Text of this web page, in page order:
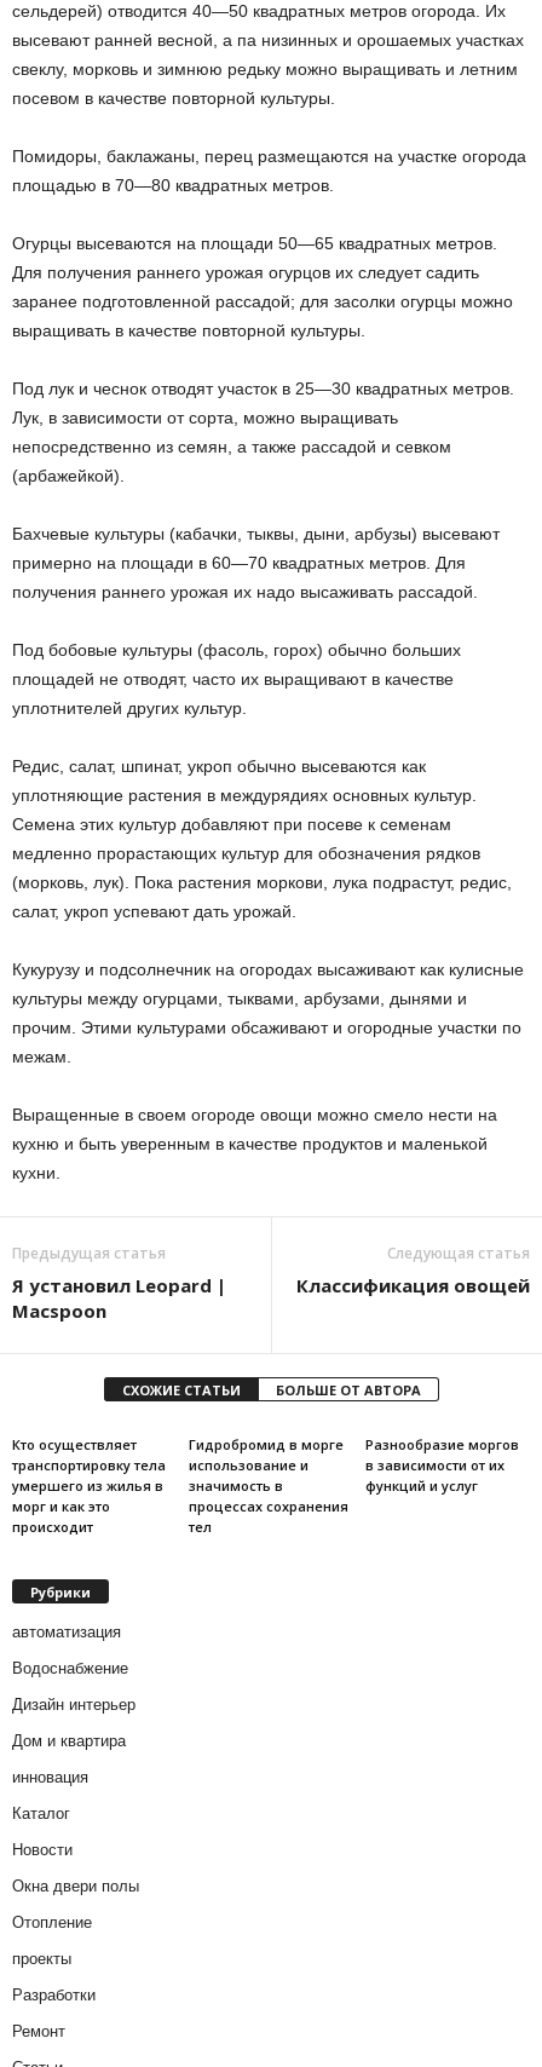
сельдерей) отводится 40—50 квадратных метров огорода. Их
высевают ранней весной, а па низинных и орошаемых участках
свеклу, морковь и зимнюю редьку можно выращивать и летним
посевом в качестве повторной культуры.
Помидоры, баклажаны, перец размещаются на участке огорода
площадью в 70—80 квадратных метров.
Огурцы высеваются на площади 50—65 квадратных метров.
Для получения раннего урожая огурцов их следует садить
заранее подготовленной рассадой; для засолки огурцы можно
выращивать в качестве повторной культуры.
Под лук и чеснок отводят участок в 25—30 квадратных метров.
Лук, в зависимости от сорта, можно выращивать
непосредственно из семян, а также рассадой и севком
(арбажейкой).
Бахчевые культуры (кабачки, тыквы, дыни, арбузы) высевают
примерно на площади в 60—70 квадратных метров. Для
получения раннего урожая их надо высаживать рассадой.
Под бобовые культуры (фасоль, горох) обычно больших
площадей не отводят, часто их выращивают в качестве
уплотнителей других культур.
Редис, салат, шпинат, укроп обычно высеваются как
уплотняющие растения в междурядиях основных культур.
Семена этих культур добавляют при посеве к семенам
медленно прорастающих культур для обозначения рядков
(морковь, лук). Пока растения моркови, лука подрастут, редис,
салат, укроп успевают дать урожай.
Кукурузу и подсолнечник на огородах высаживают как кулисные
культуры между огурцами, тыквами, арбузами, дынями и
прочим. Этими культурами обсаживают и огородные участки по
межам.
Выращенные в своем огороде овощи можно смело нести на
кухню и быть уверенным в качестве продуктов и маленькой
кухни.
Предыдущая статья
Я установил Leopard |
Macspoon
Следующая статья
Классификация овощей
СХОЖИЕ СТАТЬИ БОЛЬШЕ ОТ АВТОРА
Кто осуществляет
транспортировку тела
умершего из жилья в
морг и как это
происходит
Гидробромид в морге
использование и
значимость в
процессах сохранения
тел
Разнообразие моргов
в зависимости от их
функций и услуг
Рубрики
автоматизация
Водоснабжение
Дизайн интерьер
Дом и квартира
инновация
Каталог
Новости
Окна двери полы
Отопление
проекты
Разработки
Ремонт